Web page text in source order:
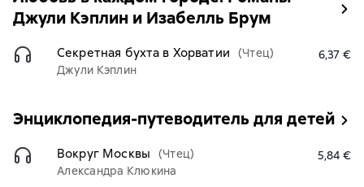
Джули Кэплин и Изабелль Брум
Секретная бухта в Хорватии
(Чтец)
Джули Кэплин
6,37 €
Энциклопедия-путеводитель для детей
Вокруг Москвы
(Чтец)
Александра Клюкина
5,84 €